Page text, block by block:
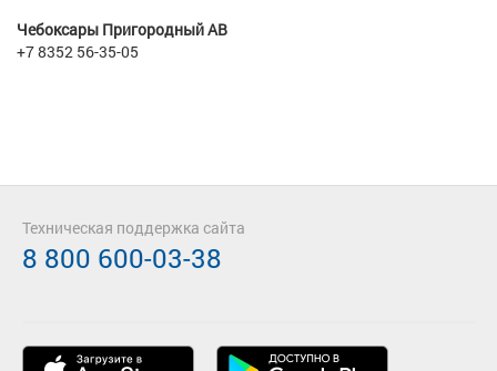
Чебоксары Пригородный АВ
+7 8352 56-35-05
Техническая поддержка сайта
8 800 600-03-38